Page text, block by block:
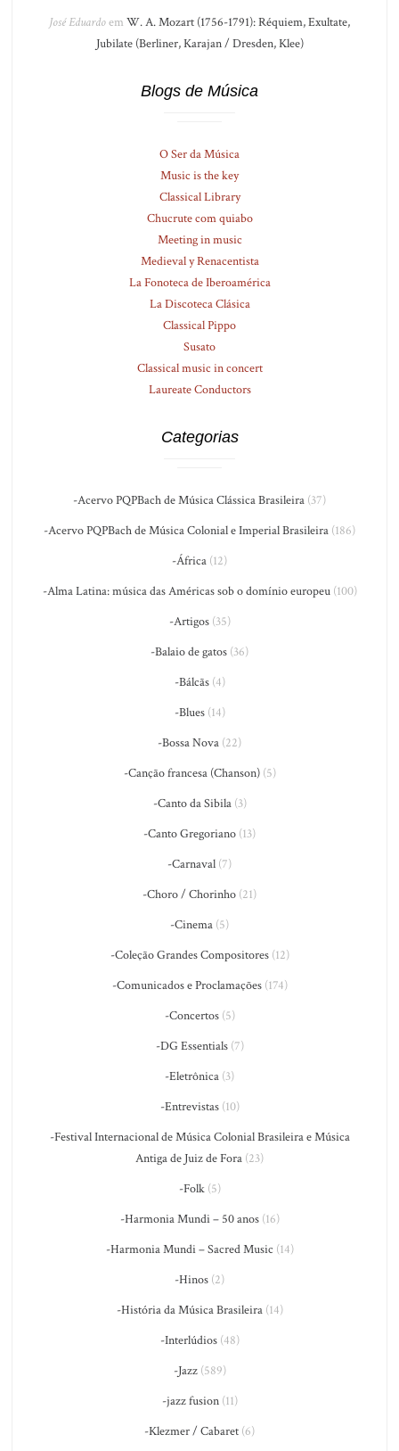
José Eduardoem W. A. Mozart (1756-1791): Réquiem, Exultate,
Jubilate (Berliner, Karajan / Dresden, Klee)
Blogs de Música
O Ser da Música
Music is the key
Classical Library
Chucrute com quiabo
Meeting in music
Medieval y Renacentista
La Fonoteca de Iberoamérica
La Discoteca Clásica
Classical Pippo
Susato
Classical music in concert
Laureate Conductors
Categorias
-Acervo PQPBach de Música Clássica Brasileira (37)
-Acervo PQPBach de Música Colonial e Imperial Brasileira (186)
-África (12)
-Alma Latina: música das Américas sob o domínio europeu(100)
-Artigos(35)
-Balaio de gatos (36)
-Bálcãs(4)
-Blues(14)
-Bossa Nova (22)
-Canção francesa (Chanson)(5)
-Canto da Sibila(3)
-Canto Gregoriano (13)
-Carnaval (7)
-Choro / Chorinho (21)
-Cinema (5)
-Coleção Grandes Compositores(12)
-Comunicados e Proclamações(174)
-Concertos(5)
-DG Essentials(7)
-Eletrônica (3)
-Entrevistas(10)
-Festival Internacional de Música Colonial Brasileira e Música
Antiga de Juiz de Fora (23)
-Folk(5)
-Harmonia Mundi – 50 anos(16)
-Harmonia Mundi – Sacred Music (14)
-Hinos (2)
-História da Música Brasileira(14)
-Interlúdios(48)
-Jazz(589)
-jazz fusion(11)
-Klezmer / Cabaret (6)